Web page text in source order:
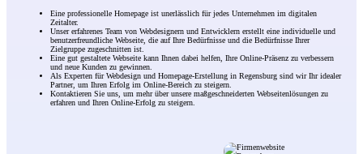
Eine professionelle Homepage ist unerlässlich für jedes Unternehmen im digitalen
Zeitalter.
Unser erfahrenes Team von Webdesignern und Entwicklern erstellt eine individuelle und
benutzerfreundliche Webseite, die auf Ihre Bedürfnisse und die Bedürfnisse Ihrer
Zielgruppe zugeschnitten ist.
Eine gut gestaltete Webseite kann Ihnen dabei helfen, Ihre Online-Präsenz zu verbessern
und neue Kunden zu gewinnen.
Als Experten für Webdesign und Homepage-Erstellung in Regensburg sind wir Ihr idealer
Partner, um Ihren Erfolg im Online-Bereich zu steigern.
Kontaktieren Sie uns, um mehr über unsere maßgeschneiderten Webseitenlösungen zu
erfahren und Ihren Online-Erfolg zu steigern.